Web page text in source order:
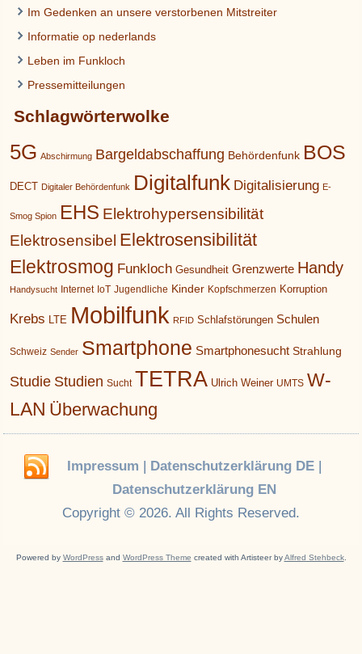
Im Gedenken an unsere verstorbenen Mitstreiter
Informatie op nederlands
Leben im Funkloch
Pressemitteilungen
Schlagwörterwolke
5G Abschirmung Bargeldabschaffung Behördenfunk BOS
DECT Digitaler Behördenfunk Digitalfunk Digitalisierung E-
Smog Spion EHS Elektrohypersensibilität
Elektrosensibel Elektrosensibilität
Elektrosmog Funkloch Gesundheit Grenzwerte Handy
Handysucht Internet IoT Jugendliche Kinder Kopfschmerzen Korruption
Krebs LTE Mobilfunk RFID Schlafstörungen Schulen
Schweiz Sender Smartphone Smartphonesucht Strahlung
Studie Studien Sucht TETRA Ulrich Weiner UMTS W-
LAN Überwachung
Impressum | Datenschutzerklärung DE|
Datenschutzerklärung EN
Copyright © 2026. All Rights Reserved.
Powered by WordPressand WordPress Theme created with Artisteer byAlfred Stehbeck.